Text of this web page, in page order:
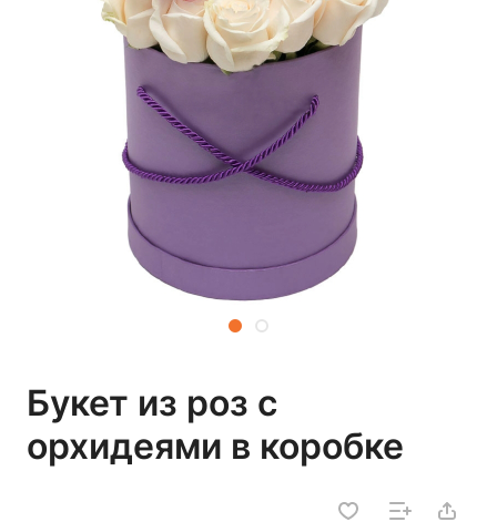
Букет из роз с
орхидеями в коробке